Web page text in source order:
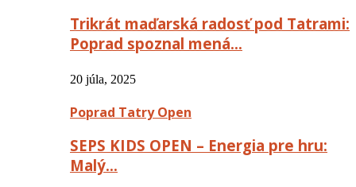
Trikrát maďarská radosť pod Tatrami:
Poprad spoznal mená…
20 júla, 2025
Poprad Tatry Open
SEPS KIDS OPEN – Energia pre hru:
Malý…